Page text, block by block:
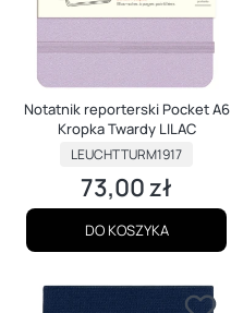
Notatnik reporterski Pocket A6
Kropka Twardy LILAC
PRODUCENT
LEUCHTTURM1917
Cena
73,00 zł
DO KOSZYKA